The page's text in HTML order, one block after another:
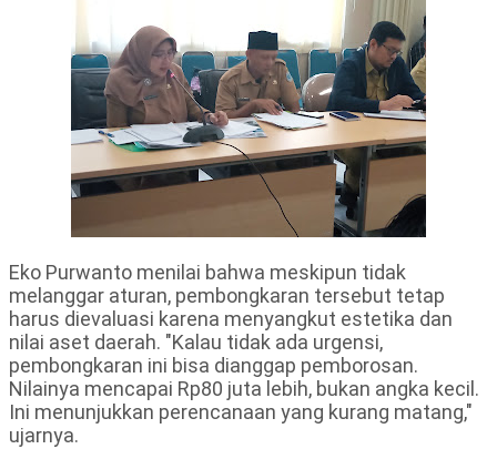
Eko Purwanto menilai bahwa meskipun tidak
melanggar aturan, pembongkaran tersebut tetap
harus dievaluasi karena menyangkut estetika dan
nilai aset daerah. "Kalau tidak ada urgensi,
pembongkaran ini bisa dianggap pemborosan.
Nilainya mencapai Rp80 juta lebih, bukan angka kecil.
Ini menunjukkan perencanaan yang kurang matang,"
ujarnya.